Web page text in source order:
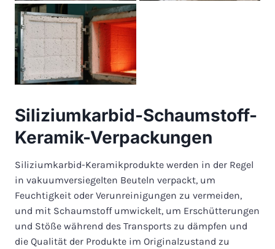
Siliziumkarbid-Schaumstoff-
Keramik-Verpackungen
Siliziumkarbid-Keramikprodukte werden in der Regel
in vakuumversiegelten Beuteln verpackt, um
Feuchtigkeit oder Verunreinigungen zu vermeiden,
und mit Schaumstoff umwickelt, um Erschütterungen
und Stöße während des Transports zu dämpfen und
die Qualität der Produkte im Originalzustand zu